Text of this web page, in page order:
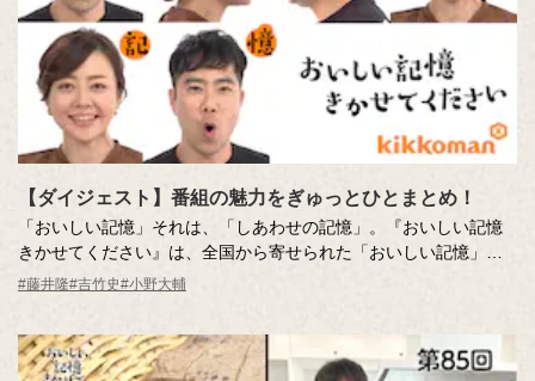
【ダイジェスト】番組の魅力をぎゅっとひとまとめ！
「おいしい記憶」それは、「しあわせの記憶」。『おいしい記憶
きかせてください』は、全国から寄せられた「おいしい記憶」の
実話をもとに制作された食のドキュメンタリーエンターテインメ
んか？
#藤井隆#吉竹史#小野大輔